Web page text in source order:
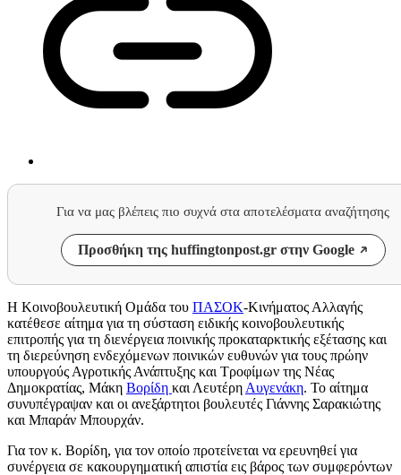
Για να μας βλέπεις πιο συχνά στα αποτελέσματα αναζήτησης
Προσθήκη της huffingtonpost.gr στην Google
Η Κοινοβουλευτική Ομάδα του ΠΑΣΟΚ-Κινήματος Αλλαγής
κατέθεσε αίτημα για τη σύσταση ειδικής κοινοβουλευτικής
επιτροπής για τη διενέργεια ποινικής προκαταρκτικής εξέτασης και
τη διερεύνηση ενδεχόμενων ποινικών ευθυνών για τους πρώην
υπουργούς Αγροτικής Ανάπτυξης και Τροφίμων της Νέας
Δημοκρατίας, Μάκη Βορίδη και Λευτέρη Αυγενάκη. Το αίτημα
συνυπέγραψαν και οι ανεξάρτητοι βουλευτές Γιάννης Σαρακιώτης
και Μπαράν Μπουρχάν.
Για τον κ. Βορίδη, για τον οποίο πρoτείνεται να ερευνηθεί για
συνέργεια σε κακουργηματική απιστία εις βάρος των συμφερόντων